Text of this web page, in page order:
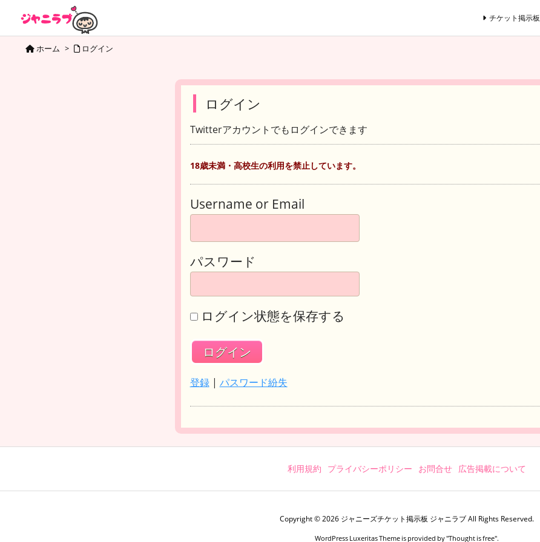
チケット掲示板
ホーム > ログイン
ログイン
Twitterアカウントでもログインできます
18歳未満・高校生の利用を禁止しています。
Username or Email
パスワード
ログイン状態を保存する
登録| パスワード紛失
利用規約 プライバシーポリシー お問合せ 広告掲載について
Copyright ©2026 ジャニーズチケット掲示板 ジャニラブAll Rights Reserved.
WordPress Luxeritas Theme is provided by "Thought is free".